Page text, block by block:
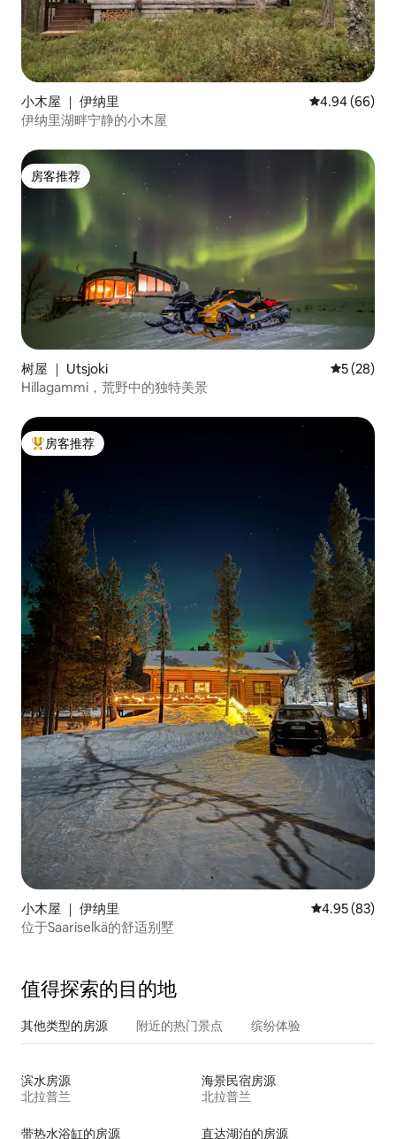
小木屋 ｜ 伊纳里 平均评分 4.94
4.94 (66)
伊纳里湖畔宁静的小木屋
房客推荐
房客推荐
树屋 ｜ Utsjoki 平均评分
5 (28)
Hillagammi，荒野中的独特美景
热门「房客推荐」
房客推荐
小木屋 ｜ 伊纳里 平均评分
4.95 (83)
位于Saariselkä的舒适别墅
值得探索的目的地
其他类型的房源 附近的热门景点 缤纷体验
滨水房源
北拉普兰
海景民宿房源
北拉普兰
带热水浴缸的房源 直达湖泊的房源